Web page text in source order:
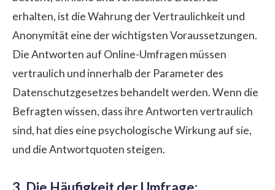
erhalten, ist die Wahrung der Vertraulichkeit und
Anonymität eine der wichtigsten Voraussetzungen.
Die Antworten auf Online-Umfragen müssen
vertraulich und innerhalb der Parameter des
Datenschutzgesetzes behandelt werden. Wenn die
Befragten wissen, dass ihre Antworten vertraulich
sind, hat dies eine psychologische Wirkung auf sie,
und die Antwortquoten steigen.